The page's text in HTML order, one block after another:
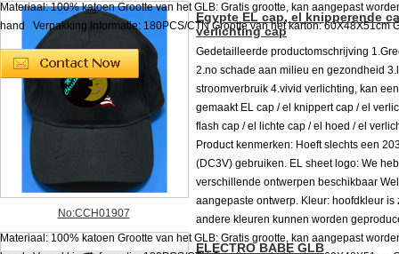
Materiaal: 100% katoen Grootte van het GLB: Gratis grootte, kan aangepast
hand Verpakking Informatie: 180PCS/CTN Grootte van het karton: 60X48X51cm
No:CCH01907
Egypte EL cap, el knipperende
verlichting cap
Gedetailleerde productomschrijving
2.no schade aan milieu en gezondheid
stroomverbruik 4.vivid verlichting, kan
gemaakt EL cap / el knippert cap / el
flash cap / el lichte cap / el hoed / el
Product kenmerken: Hoeft slechts een
(DC3V) gebruiken. EL sheet logo: We
verschillende ontwerpen beschikbaar
aangepaste ontwerp. Kleur: hoofdkleur is
andere kleuren kunnen worden
Materiaal: 100% katoen Grootte van het GLB: Gratis grootte, kan aangepast
ELECTRO BABE GLB